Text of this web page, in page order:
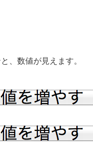
、数値が見えます。